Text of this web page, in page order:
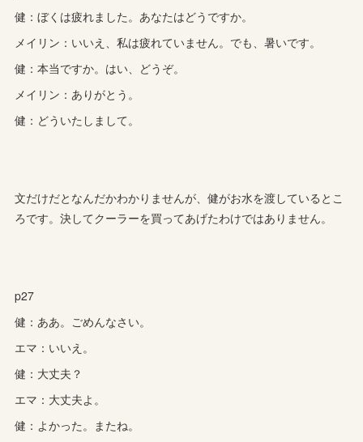
健：ぼくは疲れました。あなたはどうですか。
メイリン：いいえ、私は疲れていません。でも、暑いです。
健：本当ですか。はい、どうぞ。
メイリン：ありがとう。
健：どういたしまして。
文だけだとなんだかわかりませんが、健がお水を渡しているとこ
ろです。決してクーラーを買ってあげたわけではありません。
p27
健：ああ。ごめんなさい。
エマ：いいえ。
健：大丈夫？
エマ：大丈夫よ。
健：よかった。またね。